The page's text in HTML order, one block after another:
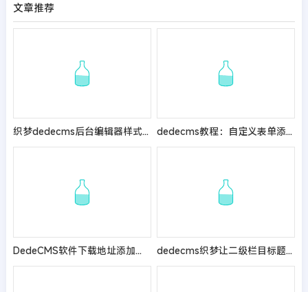
文章推荐
织梦dedecms后台编辑器样式错乱，变为p x=＂＂ yle= 的解决办法 dedecms教程：自定义表单添加验证码功能
DedeCMS软件下载地址添加迅雷专用链接 dedecms织梦让二级栏目标题去除“/”斜杠和一级栏目